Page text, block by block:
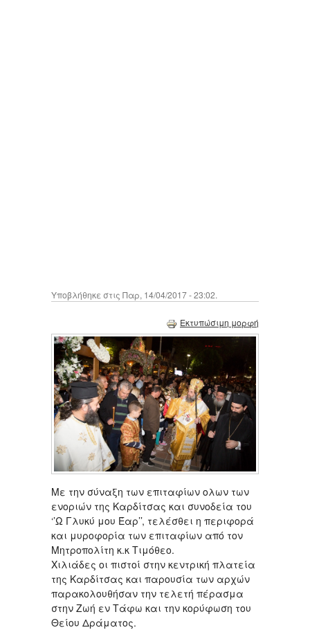
Υποβλήθηκε στις Παρ, 14/04/2017 - 23:02.
Εκτυπώσιμη μορφή
Με την σύναξη των επιταφίων ολων των
ενοριών της Καρδίτσας και συνοδεία του
‘’Ω Γλυκύ μου Έαρ’’, τελέσθει η περιφορά
και μυροφορία των επιταφίων από τον
Μητροπολίτη κ.κ Τιμόθεο.
Χιλιάδες οι πιστοί στην κεντρική πλατεία
της Καρδίτσας και παρουσία των αρχών
παρακολουθήσαν την τελετή πέρασμα
στην Ζωή εν Τάφω και την κορύφωση του
Θείου Δράματος.